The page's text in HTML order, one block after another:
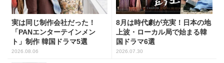
実は同じ制作会社だった！
「PANエンターテインメン
ト」制作 韓国ドラマ5選
2026.08.06
8月は時代劇が充実！日本の地
上波・ローカル局で始まる韓
国ドラマ6選
2026.07.30